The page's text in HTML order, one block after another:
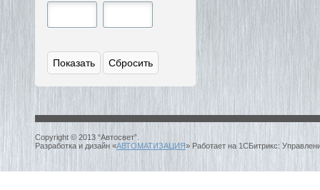
Copyright © 2013 “Автосвет”.
Разработка и дизайн «АВТОМАТИЗАЦИЯ» Работает на 1СБитрикс: